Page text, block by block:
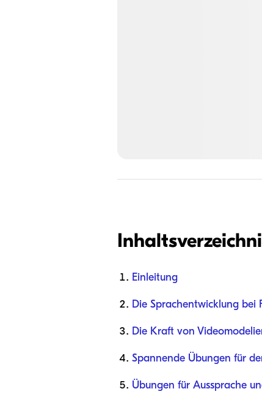
Einleitung
Die Sprachentwicklung bei
Die Kraft von
Spannende Übungen für
Übungen für Aussprache